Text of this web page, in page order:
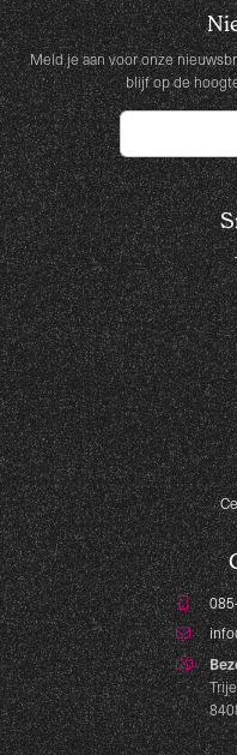
Meld je aan voor onze
blijf op de